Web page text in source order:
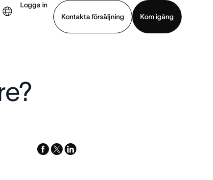
Logga in
Kontakta försäljning
Kom igång
facebook
x-
linkedin